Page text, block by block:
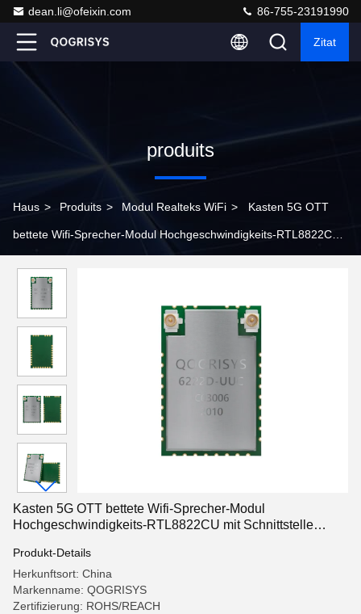
dean.li@ofeixin.com 86-755-23191990
Zitat
produits
Haus > Produits > Modul Realteks WiFi > Kasten 5G OTT
bettete Wifi-Sprecher-Modul Hochgeschwindigkeits-RTL8822CU
Kasten 5G OTT bettete Wifi-Sprecher-Modul
Hochgeschwindigkeits-RTL8822CU mit Schnittstelle
Produkt-Details
Herkunftsort: China
Markenname: QOGRISYS
Zertifizierung: ROHS/REACH